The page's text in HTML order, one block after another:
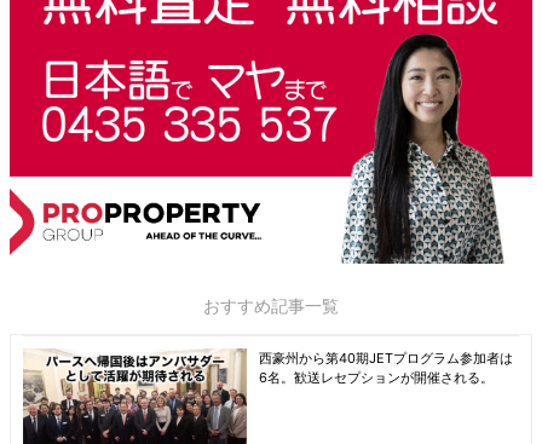
おすすめ記事一覧
西豪州から第40期JETプログラム参加者は
6名。歓送レセプションが開催される。